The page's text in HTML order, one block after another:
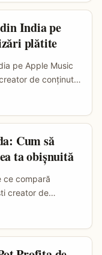
cum ar fi
dar adaptată
creatorii de
activă și
India pe
plătite
pe Apple Music
de conținut
milioane de
un interes tot mai
locale
...
Cum să
ta obișnuită
ce compară
creator de
Pe YouTube,
când vine